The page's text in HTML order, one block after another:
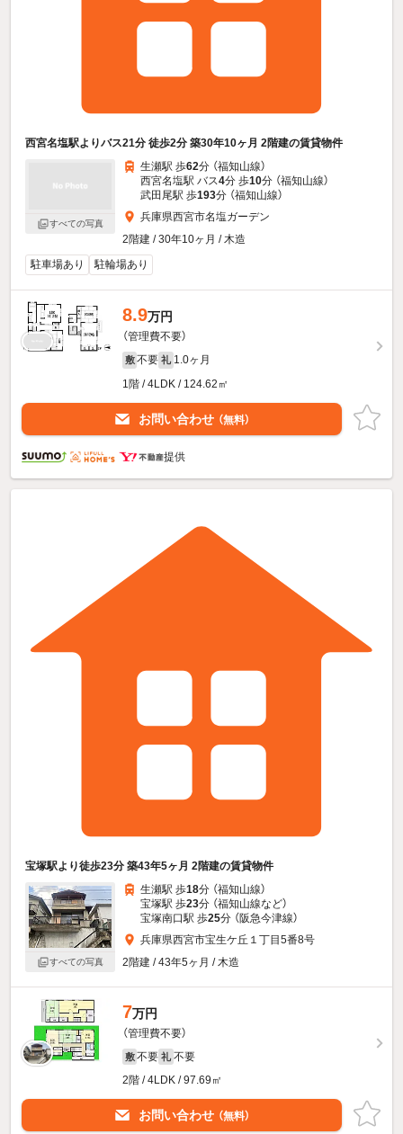
西宮名塩駅よりバス21分 徒歩2分 築30年10ヶ月 2階建の賃貸物件
すべての写真
生瀬駅 歩62分 （福知山線）
西宮名塩駅 バス4分 歩10分 （福知山線）
武田尾駅 歩193分 （福知山線）
兵庫県西宮市名塩ガーデン
2階建 / 30年10ヶ月 / 木造
駐車場あり
駐輪場あり
8.9万円
（管理費不要）
敷 不要 礼 1.0ヶ月
1階 / 4LDK / 124.62㎡
お問い合わせ （無料）
提供
宝塚駅より徒歩23分 築43年5ヶ月 2階建の賃貸物件
すべての写真
生瀬駅 歩18分 （福知山線）
宝塚駅 歩23分 （福知山線など）
宝塚南口駅 歩25分 （阪急今津線）
兵庫県西宮市宝生ケ丘１丁目5番8号
2階建 / 43年5ヶ月 / 木造
7万円
（管理費不要）
敷 不要 礼 不要
2階 / 4LDK / 97.69㎡
お問い合わせ （無料）